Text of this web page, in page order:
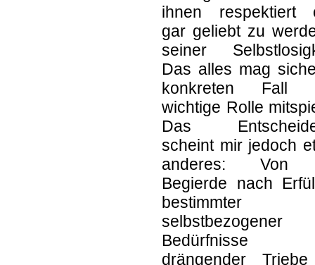
ihnen respektiert
gar geliebt zu
seiner
Das alles mag
konkreten Fall
wichtige Rolle
Das
scheint mir jedoch
anderes: Von
Begierde nach
bestimmter
selbstbezogener
Bedürfnisse
drängender